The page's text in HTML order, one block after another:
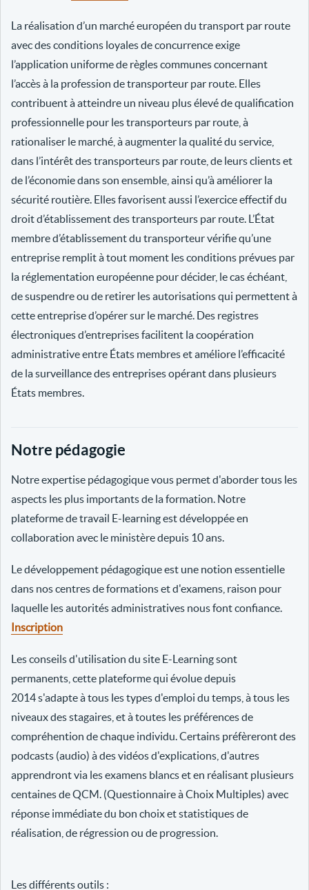
La réalisation d’un marché européen du transport par route
avec des conditions loyales de concurrence exige
l’application uniforme de règles communes concernant
l’accès à la profession de transporteur par route. Elles
contribuent à atteindre un niveau plus élevé de qualification
professionnelle pour les transporteurs par route, à
rationaliser le marché, à augmenter la qualité du service,
dans l’intérêt des transporteurs par route, de leurs clients et
de l’économie dans son ensemble, ainsi qu’à améliorer la
sécurité routière. Elles favorisent aussi l’exercice effectif du
droit d’établissement des transporteurs par route. L’État
membre d’établissement du transporteur vérifie qu’une
entreprise remplit à tout moment les conditions prévues par
la réglementation européenne pour décider, le cas échéant,
de suspendre ou de retirer les autorisations qui permettent à
cette entreprise d’opérer sur le marché. Des registres
électroniques d’entreprises facilitent la coopération
administrative entre États membres et améliore l’efficacité
de la surveillance des entreprises opérant dans plusieurs
États membres.
Notre pédagogie
Notre expertise pédagogique vous permet d'aborder tous les
aspects les plus importants de la formation. Notre
plateforme de travail E-learning est développée en
collaboration avec le ministère depuis 10 ans.
Le développement pédagogique est une notion essentielle
dans nos centres de formations et d'examens, raison pour
laquelle les autorités administratives nous font confiance.
Inscription
Les conseils d'utilisation du site E-Learning sont
permanents, cette plateforme qui évolue depuis
2014 s'adapte à tous les types d'emploi du temps, à tous les
niveaux des stagaires, et à toutes les préférences de
compréhention de chaque individu. Certains préfèreront des
podcasts (audio) à des vidéos d'explications, d'autres
apprendront via les examens blancs et en réalisant plusieurs
centaines de QCM. (Questionnaire à Choix Multiples) avec
réponse immédiate du bon choix et statistiques de
réalisation, de régression ou de progression.
Les différents outils :